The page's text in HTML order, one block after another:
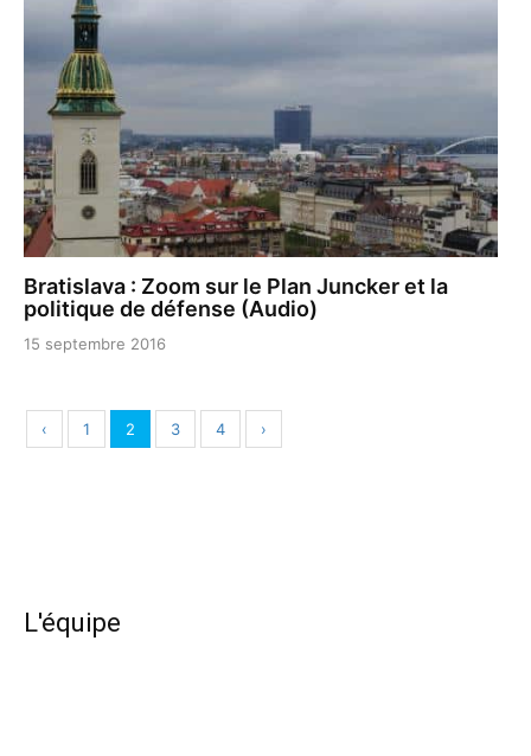
Bratislava : Zoom sur le Plan Juncker et la
politique de défense (Audio)
15 septembre 2016
‹ 1 2 3 4 ›
L'équipe